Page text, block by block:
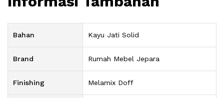
Bahan Kayu Jati Solid
Brand Rumah Mebel Jepara
Finishing Melamix Doff